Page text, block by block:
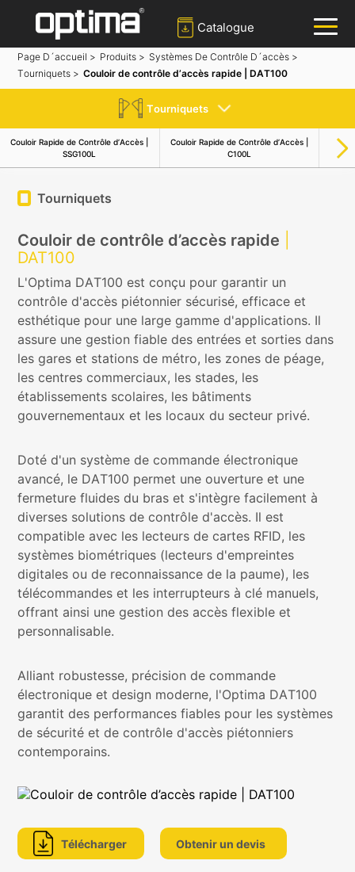
Recherche
Portail coulissant
Catalogue
Médias
sociaux
Page D´accueil > Produits > Systèmes De Contrôle D´accès >
Tourniquets > Couloir de contrôle d’accès rapide | DAT100
Tourniquets
Couloir Rapide de Contrôle d’Accès |
SSG100L
Couloir Rapide de Contrôle d’Accès |
C100L
Tourniquets
Couloir de contrôle d’accès rapide
DAT100
L'Optima DAT100 est conçu pour garantir un
contrôle d'accès piétonnier sécurisé, efficace et
esthétique pour une large gamme d'applications. Il
assure une gestion fiable des entrées et sorties dans
les gares et stations de métro, les zones de péage,
les centres commerciaux, les stades, les
établissements scolaires, les bâtiments
gouvernementaux et les locaux du secteur privé.
Doté d'un système de commande électronique
avancé, le DAT100 permet une ouverture et une
fermeture fluides du bras et s'intègre facilement à
diverses solutions de contrôle d'accès. Il est
compatible avec les lecteurs de cartes RFID, les
systèmes biométriques (lecteurs d'empreintes
digitales ou de reconnaissance de la paume), les
télécommandes et les interrupteurs à clé manuels,
offrant ainsi une gestion des accès flexible et
personnalisable.
Alliant robustesse, précision de commande
électronique et design moderne, l'Optima DAT100
garantit des performances fiables pour les systèmes
de sécurité et de contrôle d'accès piétonniers
contemporains.
Télécharger Obtenir un devis